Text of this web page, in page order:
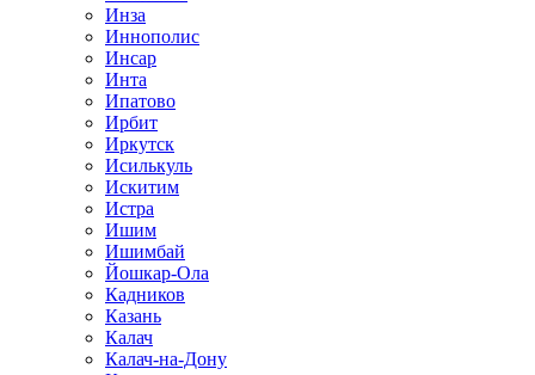
Инза
Иннополис
Инсар
Инта
Ипатово
Ирбит
Иркутск
Исилькуль
Искитим
Истра
Ишим
Ишимбай
Йошкар-Ола
Кадников
Казань
Калач
Калач-на-Дону